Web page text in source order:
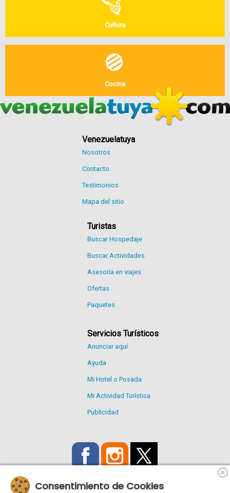
Cultura
Cocina
Venezuelatuya
Nosotros
Contacto
Testimonios
Mapa del sitio
Turistas
Buscar Hospedaje
Buscar Actividades
Asesoría en viajes
Ofertas
Paquetes
Servicios Turísticos
Anunciar aquí
Ayuda
Mi Hotel o Posada
Mi Actividad Turística
Publicidad
Consentimiento de Cookies